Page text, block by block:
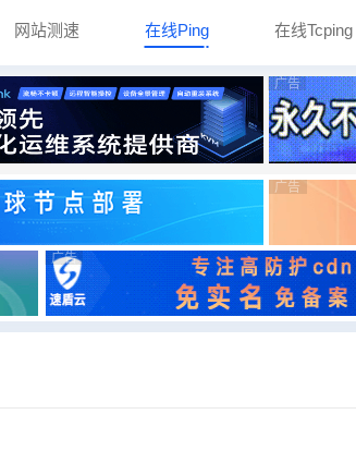
网站测速 在线Ping 在线Tcping
广告
广告
广告